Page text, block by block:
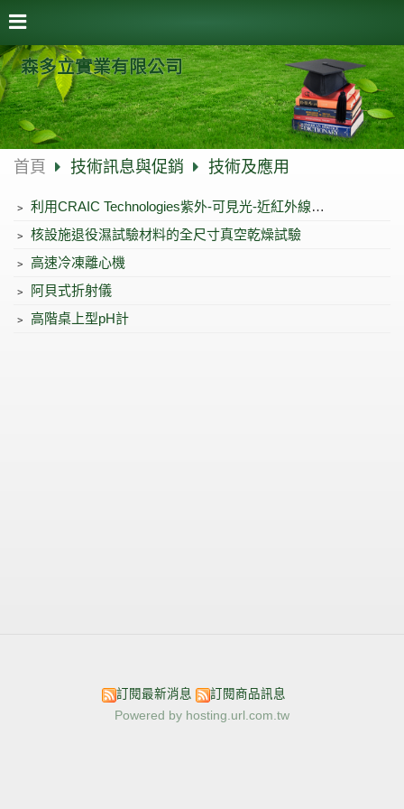
森多立實業有限公司
首頁 技術訊息與促銷 技術及應用
﹥ 利用CRAIC Technologies紫外-可見光-近紅外線顯微光譜技術對奈米結構進行進一步表徵
﹥ 核設施退役濕試驗材料的全尺寸真空乾燥試驗
﹥ 高速冷凍離心機
﹥
阿貝式折射儀
﹥ 高階桌上型pH計
訂閱最新消息
訂閱商品訊息
Powered by hosting.url.com.tw